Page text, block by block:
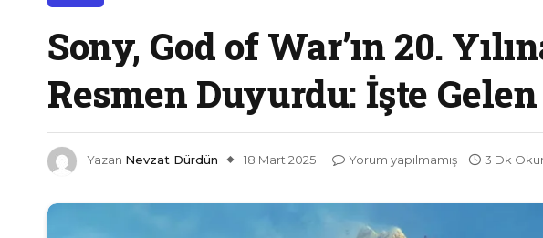
Sony, God of War’ın 20.
Resmen Duyurdu: İşte
Yazan Nevzat Dürdün 18 Mart 2025 Yorum yapılmamış 3 Dk